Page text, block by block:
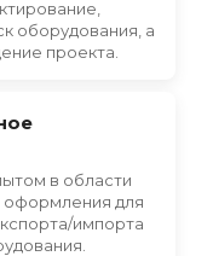
оборудования, а
проекта.
в области
оформления для
импорта